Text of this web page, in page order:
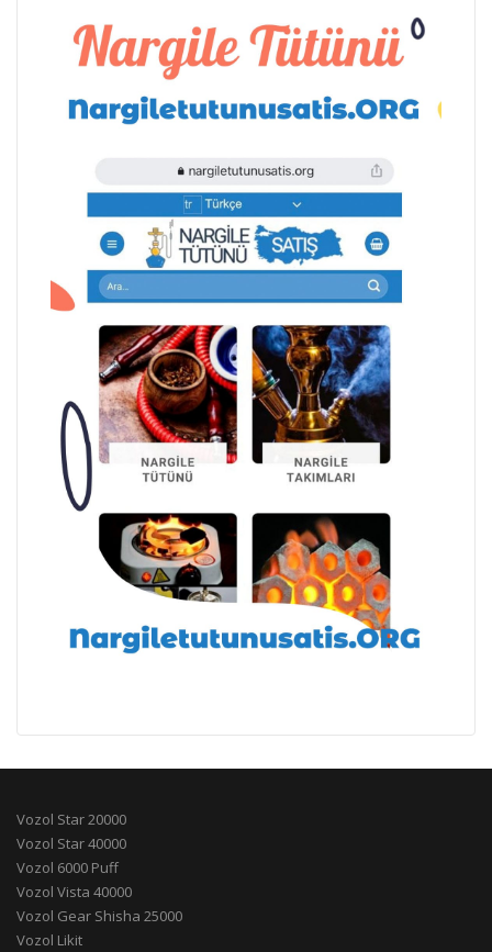
Vozol Star 20000
Vozol Star 40000
Vozol 6000 Puff
Vozol Vista 40000
Vozol Gear Shisha 25000
Vozol Likit